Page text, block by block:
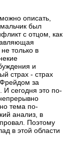
описать,
был
с отцом, как
только в
и
страх - страх
за
И сегодня это по-
тема по-
анализ, в
Поэтому
в этой области